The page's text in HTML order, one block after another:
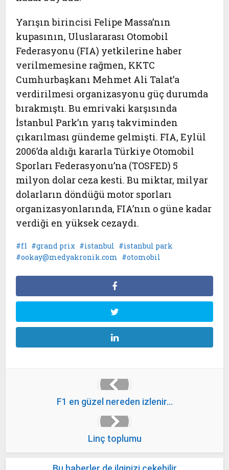
Yarışın birincisi Felipe Massa’nın
kupasının, Uluslararası Otomobil
Federasyonu (FIA) yetkilerine haber
verilmemesine rağmen, KKTC
Cumhurbaşkanı Mehmet Ali Talat’a
verdirilmesi organizasyonu güç durumda
bırakmıştı. Bu emrivaki karşısında
İstanbul Park’ın yarış takviminden
çıkarılması gündeme gelmişti. FIA, Eylül
2006’da aldığı kararla Türkiye Otomobil
Sporları Federasyonu’na (TOSFED) 5
milyon dolar ceza kesti. Bu miktar, milyar
dolarların döndüğü motor sporları
organizasyonlarında, FIA’nın o güne kadar
verdiği en yüksek cezaydı.
f1 grand prix istanbul
istanbul park
ookay@medyakronik.com
otomobil
F1 en güzel nereden izlenir…
Linç toplumu